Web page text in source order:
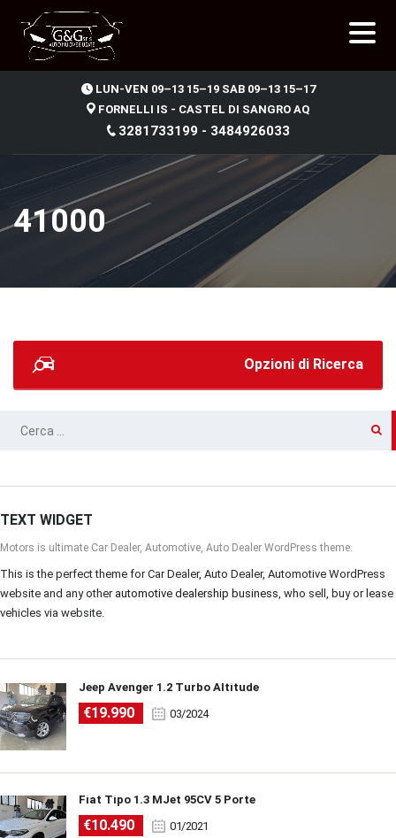
LUN-VEN 09–13 15–19 SAB 09–13 15–17
FORNELLI IS - CASTEL DI SANGRO AQ
3281733199 - 3484926033
41000
Opzioni di Ricerca
RICERCA
TEXT WIDGET
Motors is ultimate Car Dealer, Automotive, Auto Dealer WordPress theme.
This is the perfect theme for Car Dealer, Auto Dealer, Automotive WordPress
website and any other automotive dealership business, who sell, buy or lease
vehicles via website.
Jeep Avenger 1.2 Turbo Altitude
€19.990 03/2024
Fiat Tipo 1.3 MJet 95CV 5 Porte
€10.490 01/2021